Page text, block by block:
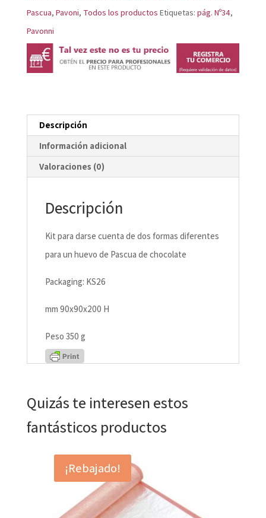
Pascua, Pavoni, Todos los productos Etiquetas: pág. Nº34,
Pavonni
Descripción
Información adicional
Valoraciones (0)
Descripción
Kit para darse cuenta de dos formas diferentes
para un huevo de Pascua de chocolate
Packaging: KS26
mm 90x90x200 H
Peso 350 g
Quizás te interesen estos
fantásticos productos
¡Rebajado!